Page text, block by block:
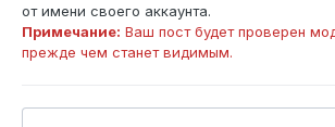
от имени своего аккаунта.
Примечание: Ваш пост будет проверен
прежде чем станет видимым.